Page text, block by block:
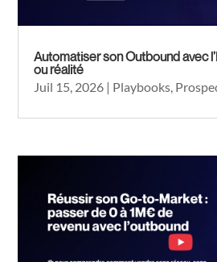
Automatiser son Outbound avec
ou réalité
Juil 15, 2026 | Playbooks,